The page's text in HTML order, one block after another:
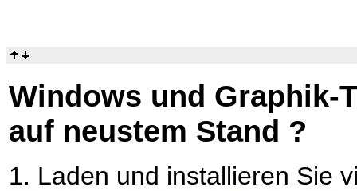
Windows und Graphik-
auf neustem Stand ?
1. Laden und installieren Sie